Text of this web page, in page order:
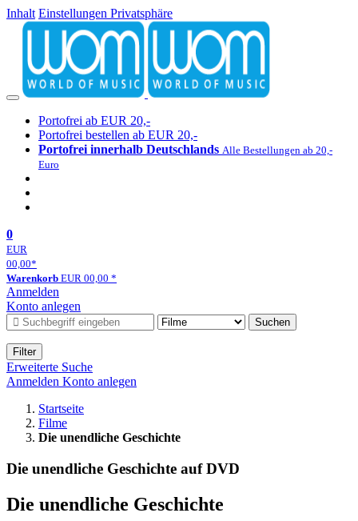
Inhalt Einstellungen Privatsphäre
Portofrei ab EUR 20,-
Portofrei bestellen ab EUR 20,-
Portofrei innerhalb Deutschlands Alle Bestellungen ab 20,-
Euro
0
EUR
00,00*
Warenkorb EUR 00,00 *
Anmelden
Konto anlegen
Suchen
Filter
Erweiterte Suche
Anmelden Konto anlegen
Startseite
Filme
Die unendliche Geschichte
Die unendliche Geschichte auf DVD
Die unendliche Geschichte